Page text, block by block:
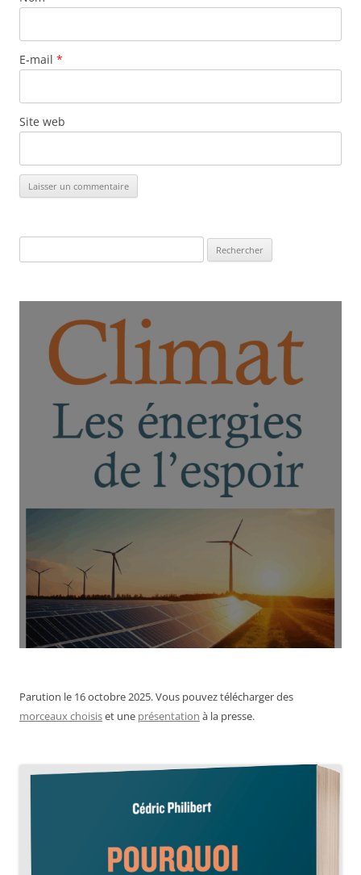
E-mail *
Site web
Parution le 16 octobre 2025. Vous pouvez télécharger des
morceaux choisiset une présentation à la presse.